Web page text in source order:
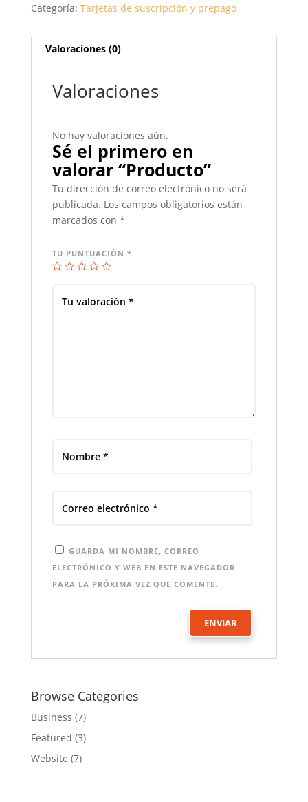
Categoría: Tarjetas de suscripción y prepago
Valoraciones (0)
Valoraciones
No hay valoraciones aún.
Sé el primero en
valorar “Producto”
Tu dirección de correo electrónico no será
publicada. Los campos obligatorios están
marcados con *
TU PUNTUACIÓN *
GUARDA MI NOMBRE, CORREO
ELECTRÓNICO Y WEB EN ESTE NAVEGADOR
PARA LA PRÓXIMA VEZ QUE COMENTE.
Browse Categories
Business (7)
Featured (3)
Website (7)